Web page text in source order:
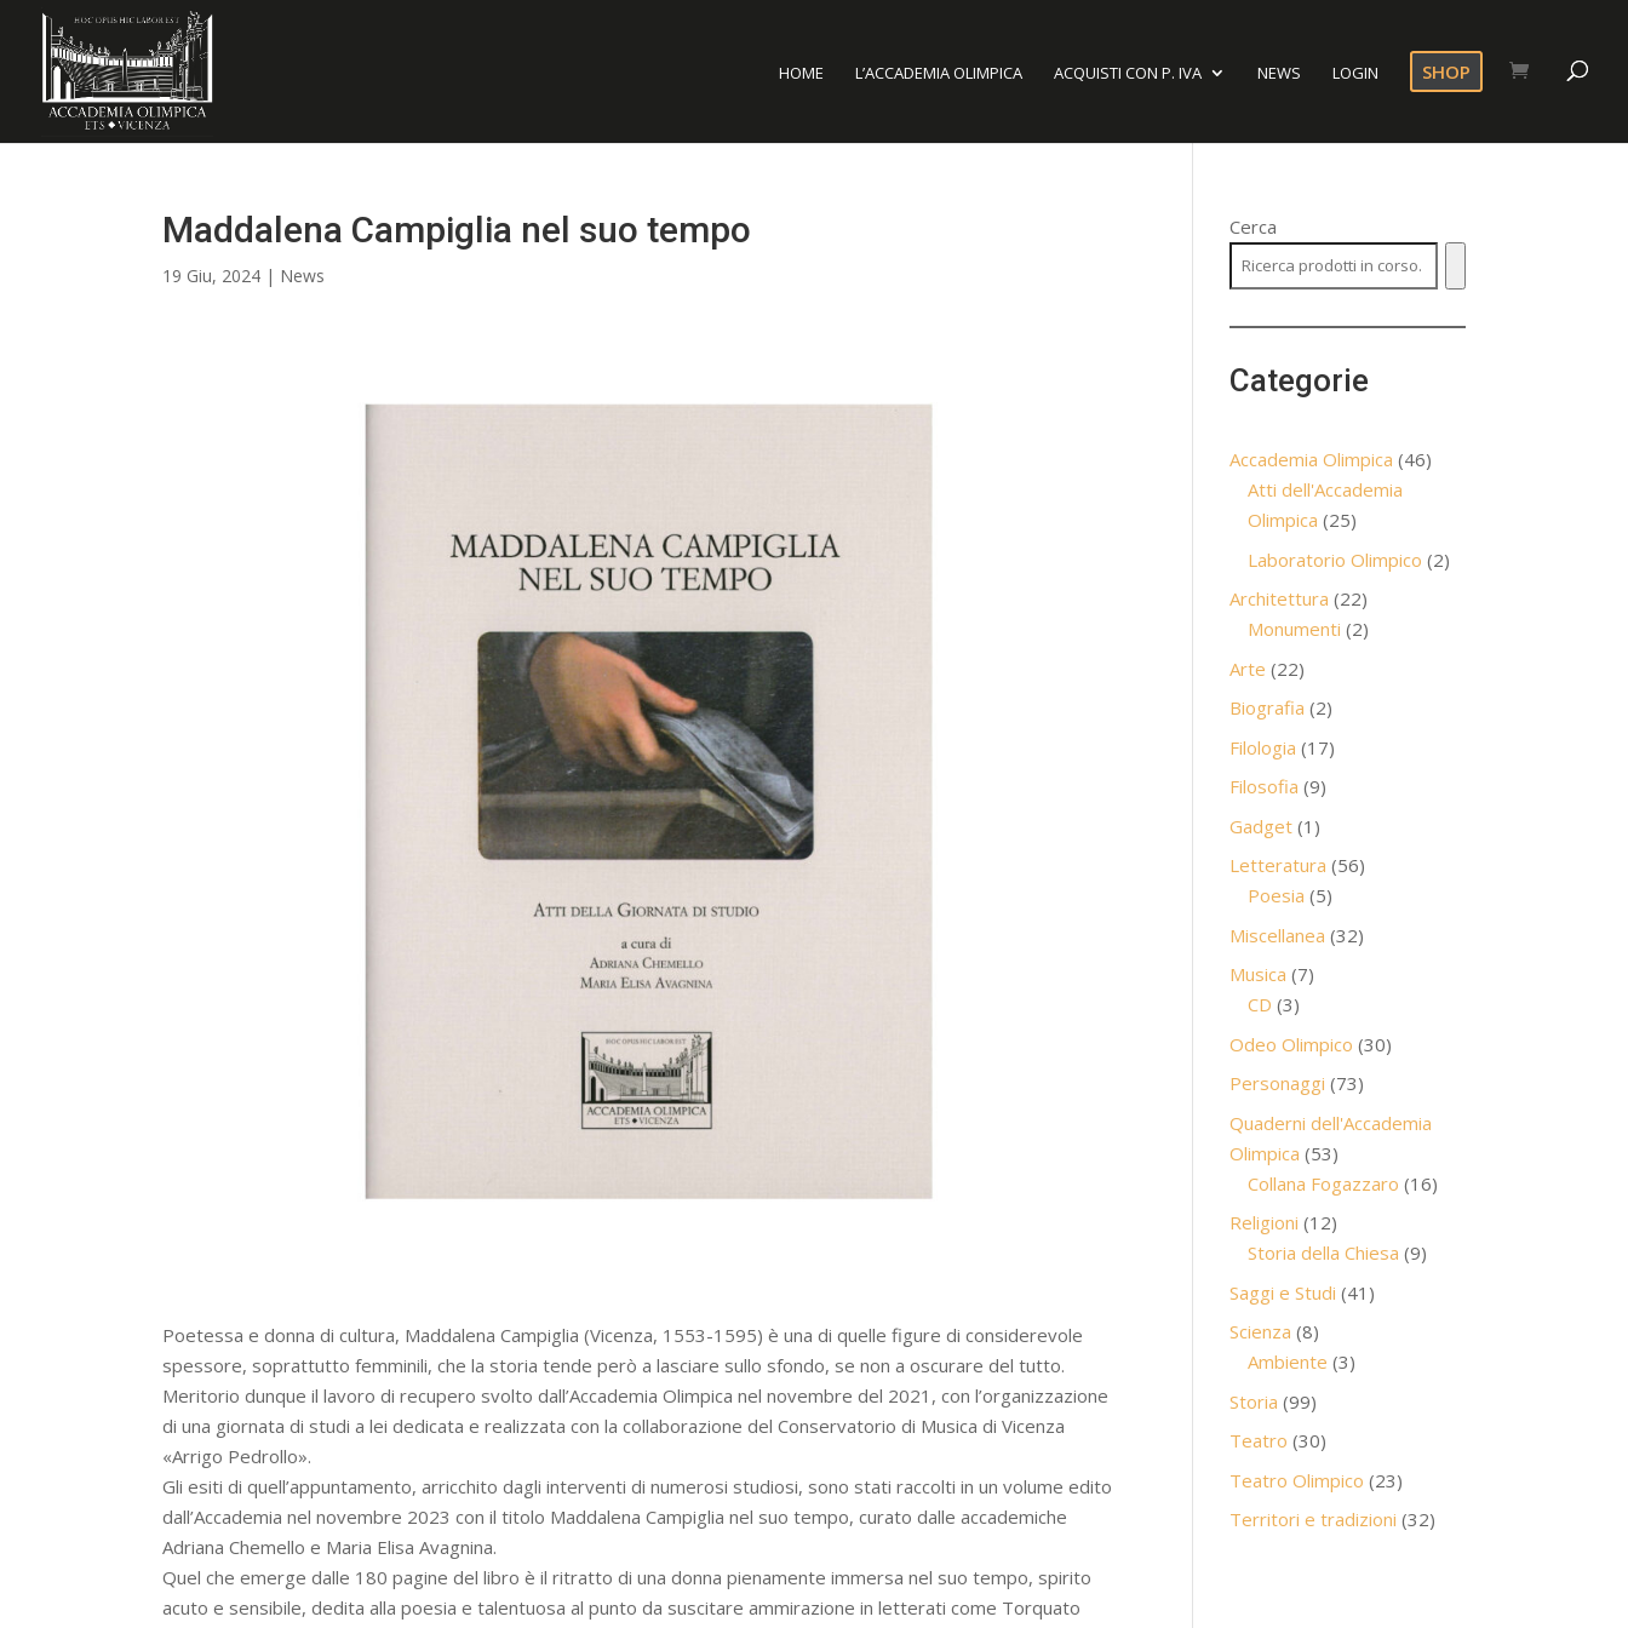
HOME L’ACCADEMIA OLIMPICA ACQUISTI CON P. IVA NEWS LOGIN SHOP
Maddalena Campiglia nel suo tempo
19 Giu, 2024 | News
Poetessa e donna di cultura, Maddalena Campiglia (Vicenza, 1553-1595) è una di quelle figure di considerevole
spessore, soprattutto femminili, che la storia tende però a lasciare sullo sfondo, se non a oscurare del tutto.
Meritorio dunque il lavoro di recupero svolto dall’Accademia Olimpica nel novembre del 2021, con l’organizzazione
di una giornata di studi a lei dedicata e realizzata con la collaborazione del Conservatorio di Musica di Vicenza
«Arrigo Pedrollo».
Gli esiti di quell’appuntamento, arricchito dagli interventi di numerosi studiosi, sono stati raccolti in un volume edito
dall’Accademia nel novembre 2023 con il titolo Maddalena Campiglia nel suo tempo, curato dalle accademiche
Adriana Chemello e Maria Elisa Avagnina.
Quel che emerge dalle 180 pagine del libro è il ritratto di una donna pienamente immersa nel suo tempo, spirito
acuto e sensibile, dedita alla poesia e talentuosa al punto da suscitare ammirazione in letterati come Torquato
Cerca
Categorie
Accademia Olimpica 4646
Atti dell'Accademia
Olimpica 2525
prodotti
Laboratorio Olimpico 22
Architettura 2222
prodotti
Monumenti 22
Arte 2222
prodotti
Biografia 22
prodotti
Filologia 1717
Filosofia 99
Gadget 1 1
prodotto
Letteratura 5656
Poesia 55
prodotti
Miscellanea 3232
Musica 77
CD 33
prodotti
Odeo Olimpico 3030
Personaggi 7373
prodotti
Quaderni dell'Accademia
Olimpica 5353
prodotti
Collana Fogazzaro 1616
Religioni 1212
prodotti
Storia della Chiesa 99
Saggi e Studi 41 41
Scienza 88
prodotti
Ambiente 33
Storia 9999
prodotti
Teatro 3030
prodotti
Teatro Olimpico 2323
prodotti
Territori e tradizioni 3232